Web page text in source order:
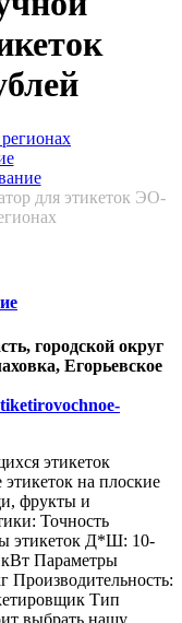
для этикеток ЭО-
городской округ
Егорьевское
этикеток
на плоские
фрукты и
Точность
этикеток Д*Ш: 10-
Параметры
Производительность:
Тип